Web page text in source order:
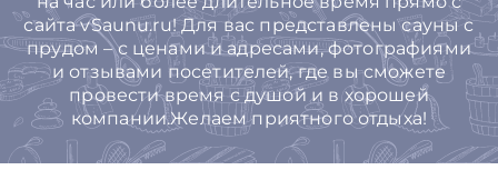
сайта vSaunu.ru! Для вас представлены сауны с
прудом – с ценами и адресами, фотографиями
и отзывами посетителей, где вы сможете
провести время с душой и в хорошей
компании.Желаем приятного отдыха!